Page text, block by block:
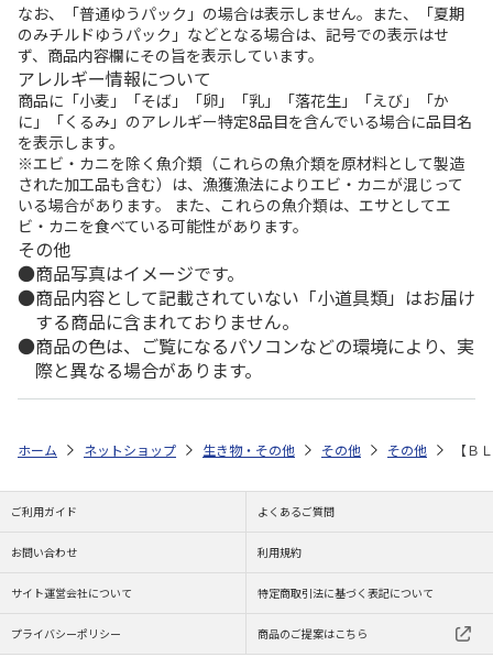
なお、「普通ゆうパック」の場合は表示しません。また、「夏期
のみチルドゆうパック」などとなる場合は、記号での表示はせ
ず、商品内容欄にその旨を表示しています。
アレルギー情報について
商品に「小麦」「そば」「卵」「乳」「落花生」「えび」「か
に」「くるみ」のアレルギー特定8品目を含んでいる場合に品目名
を表示します。
※エビ・カニを除く魚介類（これらの魚介類を原材料として製造
された加工品も含む）は、漁獲漁法によりエビ・カニが混じって
いる場合があります。 また、これらの魚介類は、エサとしてエ
ビ・カニを食べている可能性があります。
その他
商品写真はイメージです。
商品内容として記載されていない「小道具類」はお届け
する商品に含まれておりません。
商品の色は、ご覧になるパソコンなどの環境により、実
際と異なる場合があります。
ホーム ネットショップ 生き物・その他 その他 その他 【Ｂ
ご利用ガイド よくあるご質問
お問い合わせ 利用規約
サイト運営会社について 特定商取引法に基づく表記について
プライバシーポリシー 商品のご提案はこちら